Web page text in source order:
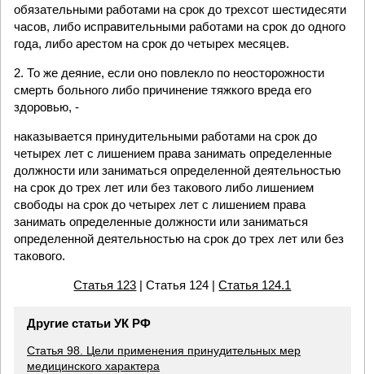
обязательными работами на срок до трехсот шестидесяти
часов, либо исправительными работами на срок до одного
года, либо арестом на срок до четырех месяцев.
2. То же деяние, если оно повлекло по неосторожности
смерть больного либо причинение тяжкого вреда его
здоровью, -
наказывается принудительными работами на срок до
четырех лет с лишением права занимать определенные
должности или заниматься определенной деятельностью
на срок до трех лет или без такового либо лишением
свободы на срок до четырех лет с лишением права
занимать определенные должности или заниматься
определенной деятельностью на срок до трех лет или без
такового.
Статья 123 | Статья 124 |Статья 124.1
Другие статьи УК РФ
Статья 98. Цели применения принудительных мер
медицинского характера